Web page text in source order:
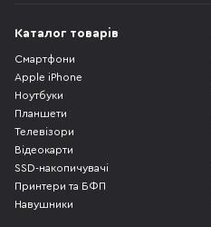
Каталог товарів
Смартфони
Apple iPhone
Ноутбуки
Планшети
Телевізори
Відеокарти
SSD-накопичувачі
Принтери та БФП
Навушники